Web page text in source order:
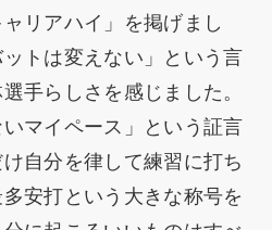
リアハイ」を掲げまし
トは変えない」という言
手らしさを感じました。
マイペース」という証言
自分を律して練習に打ち
安打という大きな称号を